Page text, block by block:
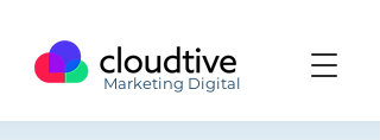
Marketing Digital